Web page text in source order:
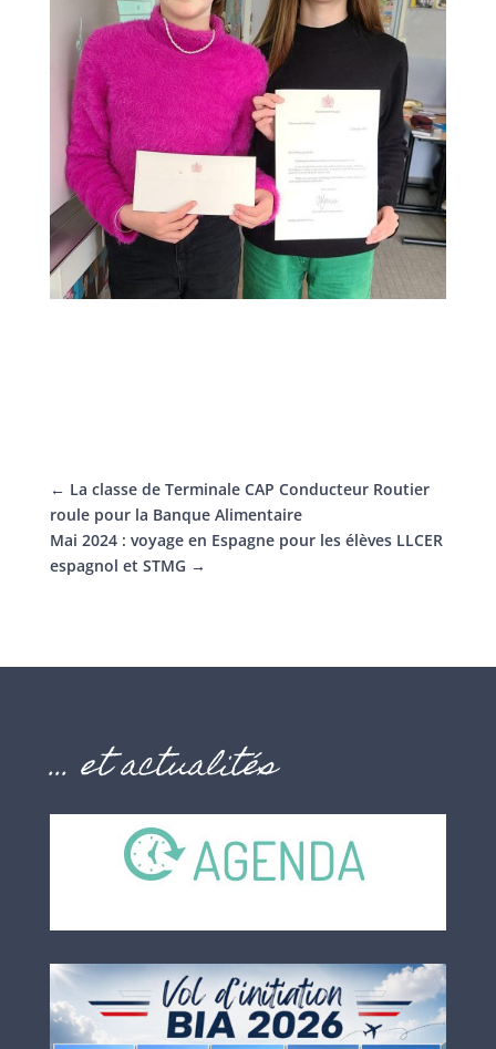
← La classe de Terminale CAP Conducteur Routier
roule pour la Banque Alimentaire
Mai 2024 : voyage en Espagne pour les élèves LLCER
espagnol et STMG →
… et actualités